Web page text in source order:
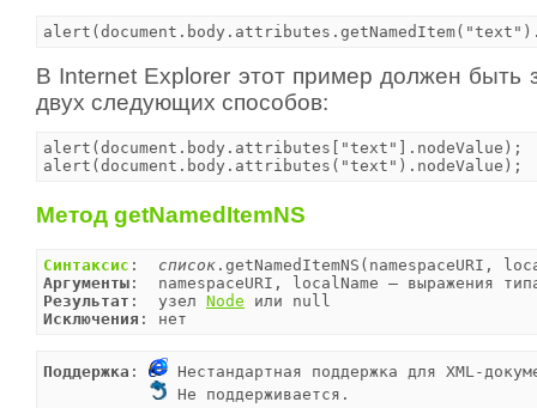
В Internet Explorer этот пример должен быть
двух следующих способов:
alert(document.body.attributes["text"].nodeValue);
alert(document.body.attributes("text").nodeValue);
Метод getNamedItemNS
Синтаксис : список
Аргументы :  namespaceURI, localName — выражения
Результат :  узел Node
Исключения : нет
Поддержка :
Нестандартная поддержка для XML-
Не поддерживается.